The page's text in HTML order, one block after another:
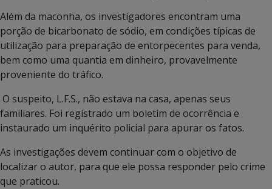
Além da maconha, os investigadores encontram uma
porção de bicarbonato de sódio, em condições típicas de
utilização para preparação de entorpecentes para venda,
bem como uma quantia em dinheiro, provavelmente
proveniente do tráfico.
O suspeito, L.F.S., não estava na casa, apenas seus
familiares. Foi registrado um boletim de ocorrência e
instaurado um inquérito policial para apurar os fatos.
As investigações devem continuar com o objetivo de
localizar o autor, para que ele possa responder pelo crime
que praticou.